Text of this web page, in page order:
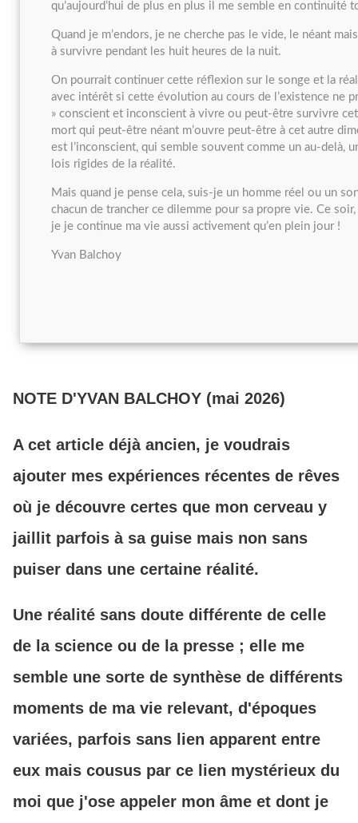
qu’aujourd’hui de plus en plus il me semble en continuité
Quand je m’endors, je ne cherche pas le vide, le néant
à survivre pendant les huit heures de la nuit.
On pourrait continuer cette réflexion sur le songe et la
avec intérêt si cette évolution au cours de l’existence ne
» conscient et inconscient à vivre ou peut-être survivre
mort qui peut-être néant m’ouvre peut-être à cet autre
est l’inconscient, qui semble souvent comme un au-delà,
lois rigides de la réalité.
Mais quand je pense cela, suis-je un homme réel ou un
chacun de trancher ce dilemme pour sa propre vie. Ce
je je continue ma vie aussi activement qu’en plein jour !
Yvan Balchoy
NOTE D'YVAN BALCHOY (mai 2026)
A cet article déjà ancien, je voudrais
ajouter mes expériences récentes de rêves
où je découvre certes que mon cerveau y
jaillit parfois à sa guise mais non sans
puiser dans une certaine réalité.
Une réalité sans doute différente de celle
de la science ou de la presse ; elle me
semble une sorte de synthèse de différents
moments de ma vie relevant, d'époques
variées, parfois sans lien apparent entre
eux mais cousus par ce lien mystérieux du
moi que j'ose appeler mon âme et dont je